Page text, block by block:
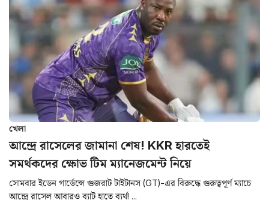
খেলা
আন্দ্রে রাসেলের জামানা শেষ! KKR হারতেই
সমর্থকদের ক্ষোভ টিম ম্যানেজমেন্ট নিয়ে
সোমবার ইডেন গার্ডেন্সে গুজরাট টাইটানস (GT)-এর বিরুদ্ধে গুরুত্বপূর্ণ ম্যাচে
আন্দ্রে রাসেল আবারও ব্যাট হাতে ব্যর্থ! ...